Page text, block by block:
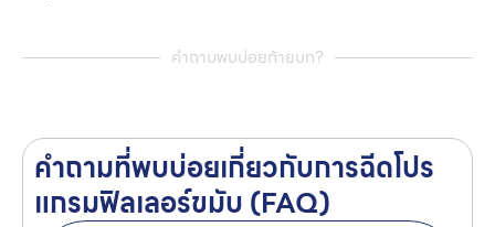
คำถามพบบ่อยท้ายบท?
คำถามที่พบบ่อยเกี่ยวกับการฉีดโปร
แกรมฟิลเลอร์ขมับ (FAQ)